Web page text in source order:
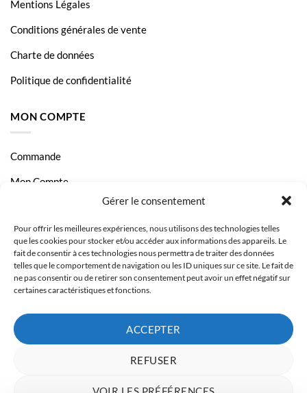
Gérer le consentement
Pour offrir les meilleures expériences, nous utilisons des technologies telles
que les cookies pour stocker et/ou accéder aux informations des appareils. Le
fait de consentir à ces technologies nous permettra de traiter des données
telles que le comportement de navigation ou les ID uniques sur ce site. Le fait de
ne pas consentir ou de retirer son consentement peut avoir un effet négatif sur
certaines caractéristiques et fonctions.
ACCEPTER
REFUSER
Mentions Légales
Conditions générales de vente
Charte de données
Politique de confidentialité
MON COMPTE
Commande
Mon Compte
Livraison et Paiement
Page Contact